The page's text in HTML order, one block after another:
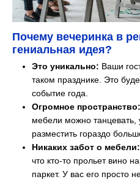
Почему вечеринка в
гениальная идея?
Это уникально: Ваши
таком празднике. Это
событие года.
Огромное пространство:
мебели можно танцевать,
разместить гораздо
Никаких забот о мебели:
что кто-то прольет вино
паркет. У вас его просто